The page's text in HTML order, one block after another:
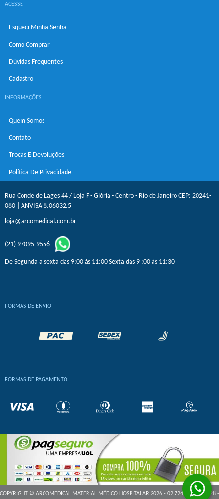
ACESSE
Esqueci Minha Senha
Como Comprar
Dúvidas Frequentes
Cadastro
INFORMAÇÕES
Quem Somos
Contato
Trocas E Devoluções
Política De Privacidade
Rua Conde de Lages 44 / Loja F - Glória - Centro - Rio de Janeiro CEP: 20241-
080 | ANVISA 8.06032.5
loja@arcomedical.com.br
(21) 97095-9556
De Segunda a sexta das 9:00 às 11:00 Sexta das 9 :00 às 11:30
FORMAS DE ENVIO
FORMAS DE PAGAMENTO
COPYRIGHT © ARCOMEDICAL MATERIAL MÉDICO HOSPITALAR 2026 - 02.724.368/0001-28 -